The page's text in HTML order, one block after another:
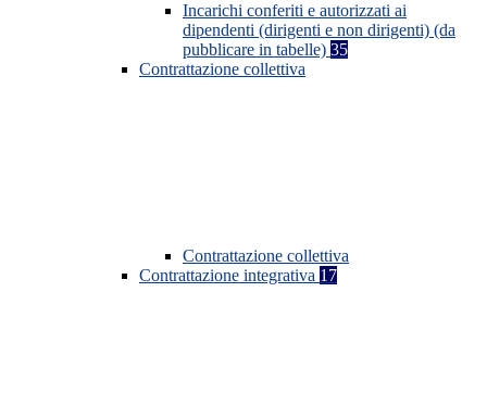
Incarichi conferiti e autorizzati ai
dipendenti (dirigenti e non dirigenti) (da
pubblicare in tabelle) 35
Contrattazione collettiva
Contrattazione collettiva
Contrattazione integrativa 17